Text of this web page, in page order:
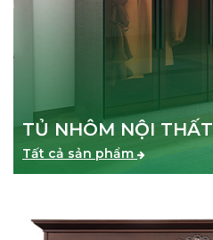
TỦ NHÔM NỘI THẤT
Tất cả sản phẩm